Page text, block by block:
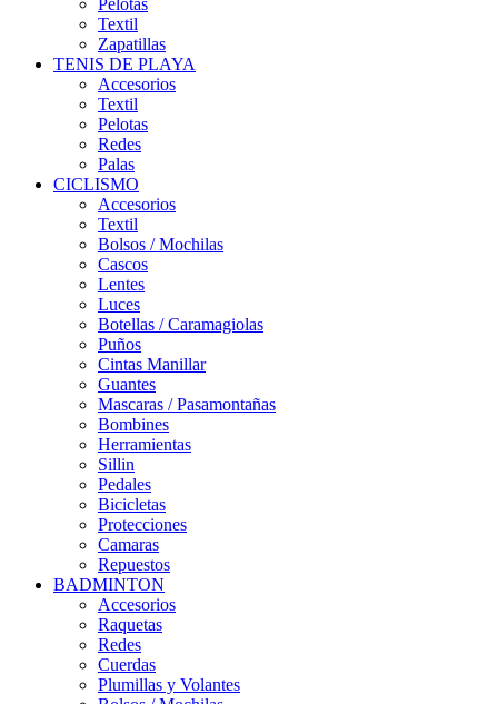
Pelotas
Textil
Zapatillas
TENIS DE PLAYA
Accesorios
Textil
Pelotas
Redes
Palas
CICLISMO
Accesorios
Textil
Bolsos / Mochilas
Cascos
Lentes
Luces
Botellas / Caramagiolas
Puños
Cintas Manillar
Guantes
Mascaras / Pasamontañas
Bombines
Herramientas
Sillin
Pedales
Bicicletas
Protecciones
Camaras
Repuestos
BADMINTON
Accesorios
Raquetas
Redes
Cuerdas
Plumillas y Volantes